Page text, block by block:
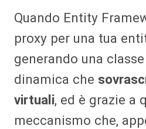
Quando Entity
proxy per una tua
generando una
dinamica che
virtuali, ed è grazie a
meccanismo che,